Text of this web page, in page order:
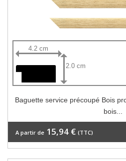
4.2 cm
2.0 cm
Baguette service précoupé Bois
bois...
A partir de 15,94 € (TTC)